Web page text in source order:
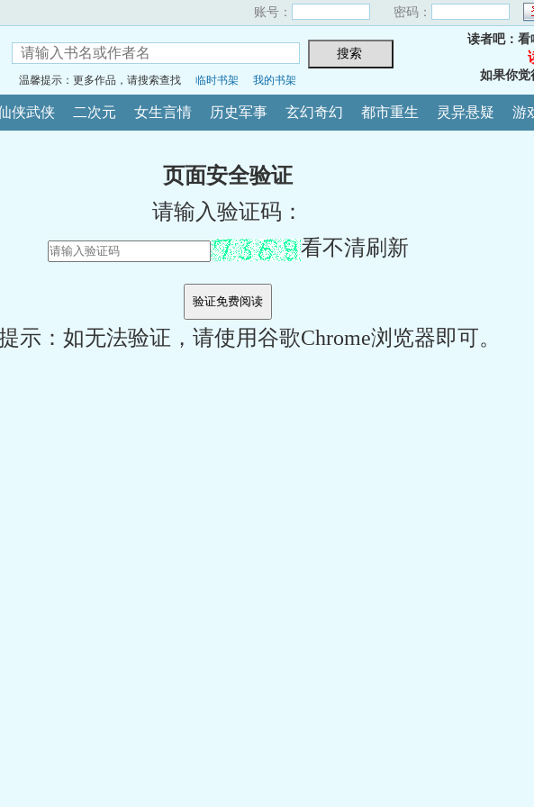
账号： 密码：
温馨提示：更多作品，请搜索查找 临时书架 我的书架
读者吧：看
如果你觉
侠武侠 二次元 女生言情 历史军事 玄幻奇幻 都市重生 灵异悬疑 游
页面安全验证
请输入验证码：
看不清刷新
示：如无法验证，请使用谷歌Chrome浏览器即可。